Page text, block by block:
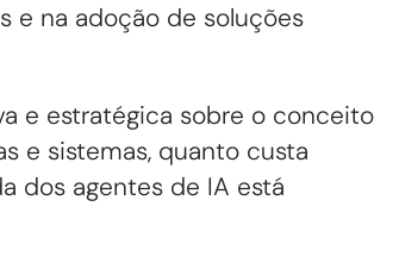
e na adoção de soluções
e estratégica sobre o conceito
e sistemas, quanto custa
dos agentes de IA está